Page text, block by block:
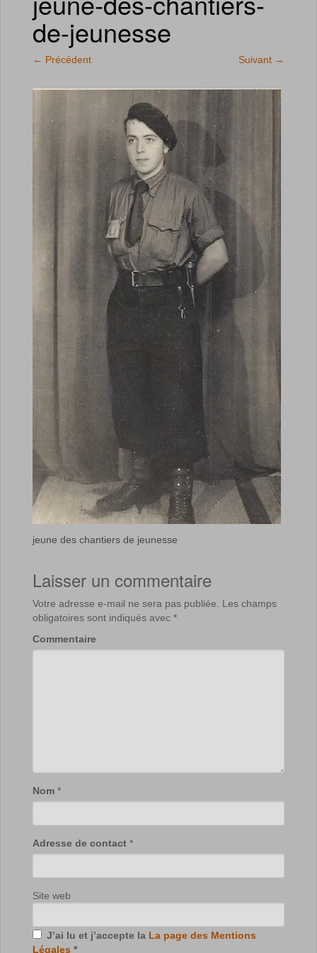
de-jeunesse
← Précédent Suivant →
jeune des chantiers de jeunesse
Laisser un commentaire
Votre adresse e-mail ne sera pas publiée.
Les champs
obligatoires sont indiqués avec *
Commentaire
Nom *
Adresse de contact *
Site web
J’ai lu et j’accepte la La page des Mentions
Légales *